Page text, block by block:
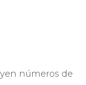
números de